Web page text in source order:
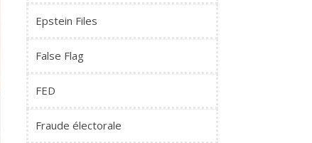
Epstein Files
False Flag
FED
Fraude électorale